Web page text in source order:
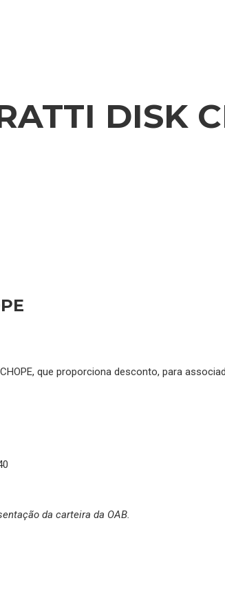
DISK
que proporciona desconto, para
da carteira da OAB.